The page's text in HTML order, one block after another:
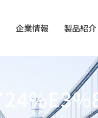
企業情報 製品紹介